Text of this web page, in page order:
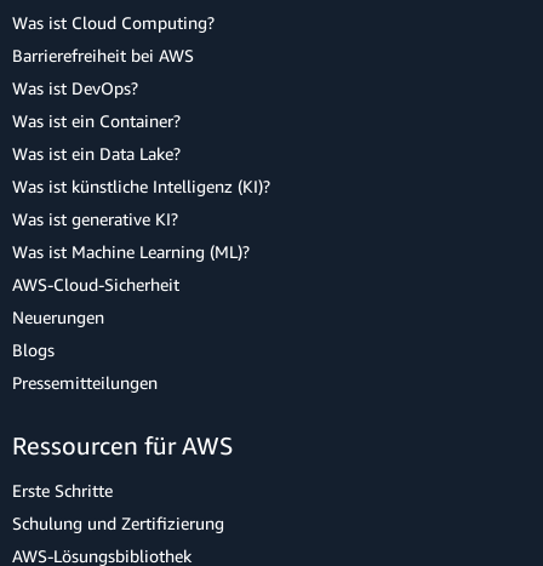
Was ist Cloud Computing?
Barrierefreiheit bei AWS
Was ist DevOps?
Was ist ein Container?
Was ist ein Data Lake?
Was ist künstliche Intelligenz (KI)?
Was ist generative KI?
Was ist Machine Learning (ML)?
AWS-Cloud-Sicherheit
Neuerungen
Blogs
Pressemitteilungen
Ressourcen für AWS
Erste Schritte
Schulung und Zertifizierung
AWS-Lösungsbibliothek